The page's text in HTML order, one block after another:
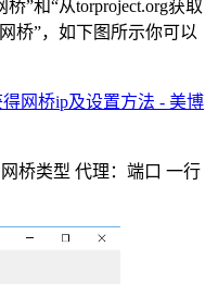
”和“从torproject.org获取
桥”，如下图所示你可以
得网桥ip及设置方法 - 美博
桥类型 代理：端口 一行